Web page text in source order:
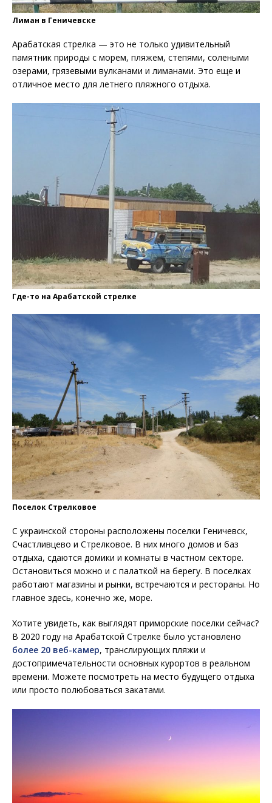
Лиман в Геничевске
Арабатская стрелка — это не только удивительный
памятник природы с морем, пляжем, степями, солеными
озерами, грязевыми вулканами и лиманами. Это еще и
отличное место для летнего пляжного отдыха.
Где-то на Арабатской стрелке
Поселок Стрелковое
С украинской стороны расположены поселки Геничевск,
Счастливцево и Стрелковое. В них много домов и баз
отдыха, сдаются домики и комнаты в частном секторе.
Остановиться можно и с палаткой на берегу. В поселках
работают магазины и рынки, встречаются и рестораны. Но
главное здесь, конечно же, море.
Хотите увидеть, как выглядят приморские поселки сейчас?
В 2020 году на Арабатской Стрелке было установлено
более 20 веб-камер, транслирующих пляжи и
достопримечательности основных курортов в реальном
времени. Можете посмотреть на место будущего отдыха
или просто полюбоваться закатами.